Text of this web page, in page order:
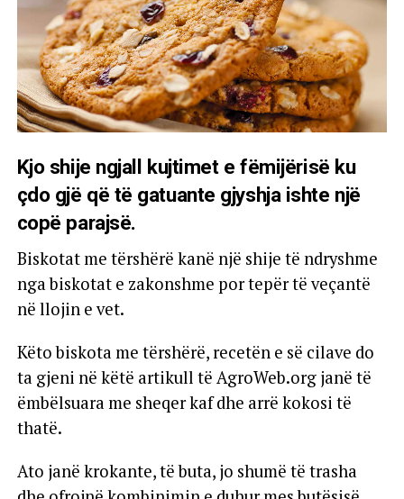
Kjo shije ngjall kujtimet e fëmijërisë ku
çdo gjë që të gatuante gjyshja ishte një
copë parajsë.
Biskotat me tërshërë kanë një shije të ndryshme
nga biskotat e zakonshme por tepër të veçantë
në llojin e vet.
Këto biskota me tërshërë, recetën e së cilave do
ta gjeni në këtë artikull të AgroWeb.org janë të
ëmbëlsuara me sheqer kaf dhe arrë kokosi të
thatë.
Ato janë krokante, të buta, jo shumë të trasha